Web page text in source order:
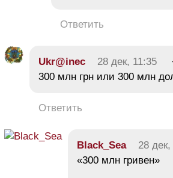
Ответить
Ukr@inec 28 дек, 11:35
300 млн грн или 300 млн
Ответить
Black_Sea 28
«300 млн гривен»